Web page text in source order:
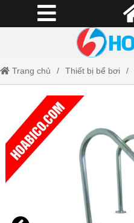
Trang chủ Thiết bị bể bơi